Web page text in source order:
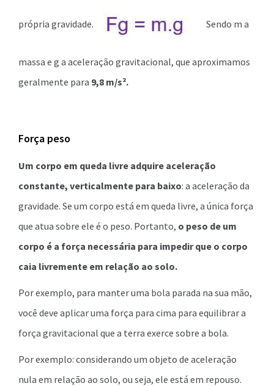
própria gravidade. Sendo m a
massa e g a aceleração gravitacional, que aproximamos
geralmente para 9,8 m/s².
Força peso
Um corpo em queda livre adquire aceleração
constante, verticalmente para baixo: a aceleração da
gravidade. Se um corpo está em queda livre, a única força
que atua sobre ele é o peso. Portanto, o peso de um
corpo é a força necessária para impedir que o corpo
caia livremente em relação ao solo.
Por exemplo, para manter uma bola parada na sua mão,
você deve aplicar uma força para cima para equilibrar a
força gravitacional que a terra exerce sobre a bola.
Por exemplo: considerando um objeto de aceleração
nula em relação ao solo, ou seja, ele está em repouso.